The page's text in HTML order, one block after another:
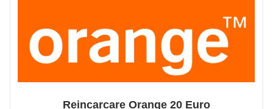
Reincarcare Orange 20 Euro